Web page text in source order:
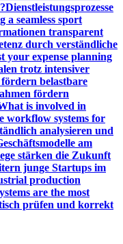
Dienstleistungsprozesse
a seamless sport
transparent
durch verständliche
your expense planning
trotz intensiver
belastbare
fördern
is involved in
workflow systems for
analysieren und
am
stärken die Zukunft
junge Startups im
production
are the most
prüfen und korrekt